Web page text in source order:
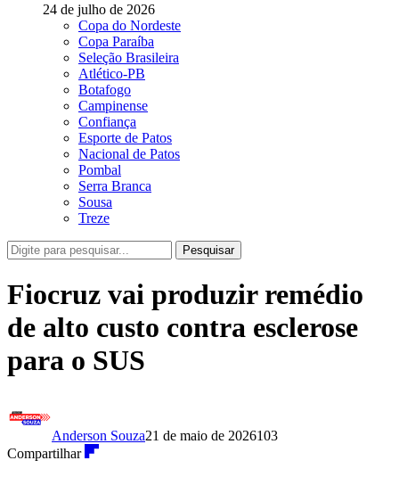
24 de julho de 2026
Copa do Nordeste
Copa Paraíba
Seleção Brasileira
Atlético-PB
Botafogo
Campinense
Confiança
Esporte de Patos
Nacional de Patos
Pombal
Serra Branca
Sousa
Treze
Pesquisar
Fiocruz vai produzir remédio
de alto custo contra esclerose
para o SUS
Anderson Souza21 de maio de 2026103
Compartilhar